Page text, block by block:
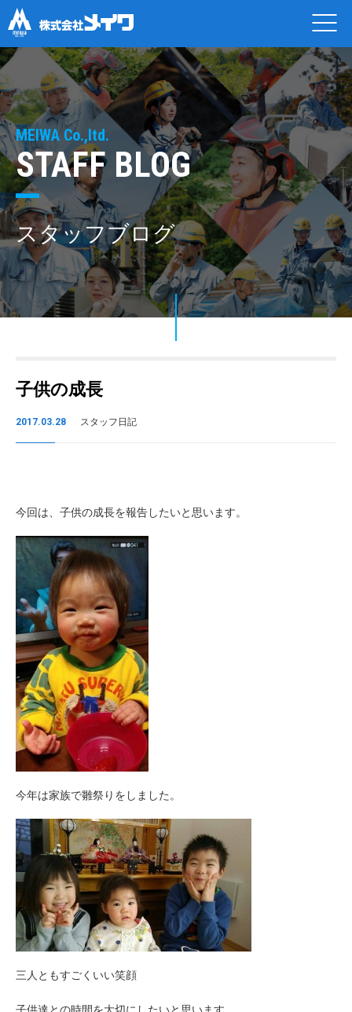
MEIWA Co.,ltd.
STAFF BLOG
スタッフブログ
子供の成長
2017.03.28 スタッフ日記
今回は、子供の成長を報告したいと思います。
今年は家族で雛祭りをしました。
三人ともすごくいい笑顔